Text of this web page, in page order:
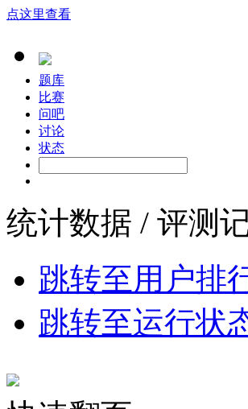
点这里查看
题库
比赛
问吧
讨论
状态
统计数据 / 评测
跳转至用户排
跳转至运行状